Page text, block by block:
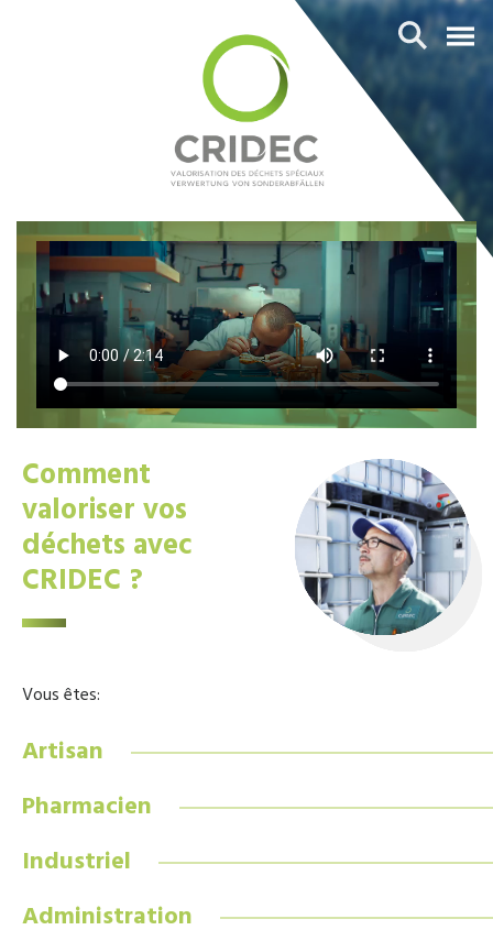
Comment
valoriser vos
déchets avec
CRIDEC ?
Vous êtes:
Artisan
Pharmacien
Industriel
Administration